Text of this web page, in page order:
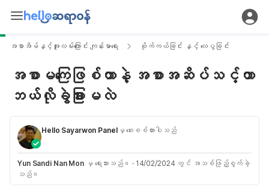
အစာအိမ်နှင့်အူလမ်းကြောင်း ကျန်းမာရေး ဗိုက်ကယ်ခြင်း နှင့် လေပွခြင်း
အစာမကြေဖြစ်တာနဲ့ အစာအဆိပ်သင့်တာ
ဘယ်လိုခွဲခြားမလဲ
Hello Sayarwon Panelမှ ဆေးစစ်ထားပါသည်
Yun Sandi Nan Monမှ ရေးသားသည်။ · 14/02/2024 တွင် အသစ်ဖြည့်စွက်ခဲ့
သည်။